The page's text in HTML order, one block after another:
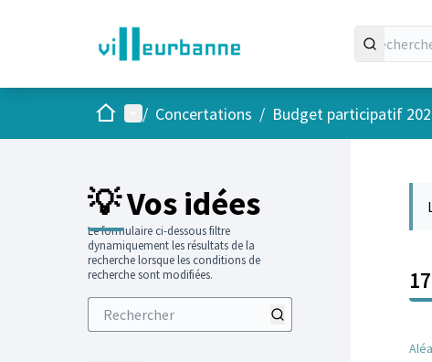
AccueilMenu principal
/ Concertations / Budget participatif
💡 Vos idées
Le formulaire ci-dessous filtre
dynamiquement les résultats de la
recherche lorsque les conditions de
recherche sont modifiées.